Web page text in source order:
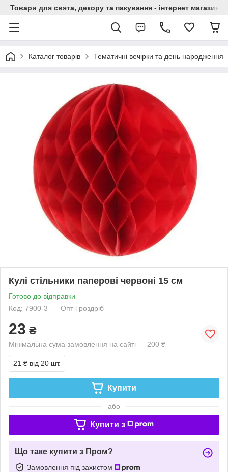
Товари для свята, декору та пакування - інтернет магазин
Каталог товарів Тематичні вечірки та день народження
Кулі стільники паперові червоні 15 см
Готово до відправки
Код: 7900-3
Опт і роздріб
23 ₴
Мінімальна сума замовлення на сайті — 200 ₴
21 ₴ від 20 шт.
Купити
або
Купити з
Що таке купити з Пром?
Замовлення під захистом